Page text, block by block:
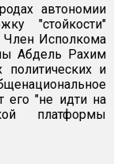
автономии
"стойкости"
Член Исполкома
Абдель Рахим
и
его "не идти на
платформы